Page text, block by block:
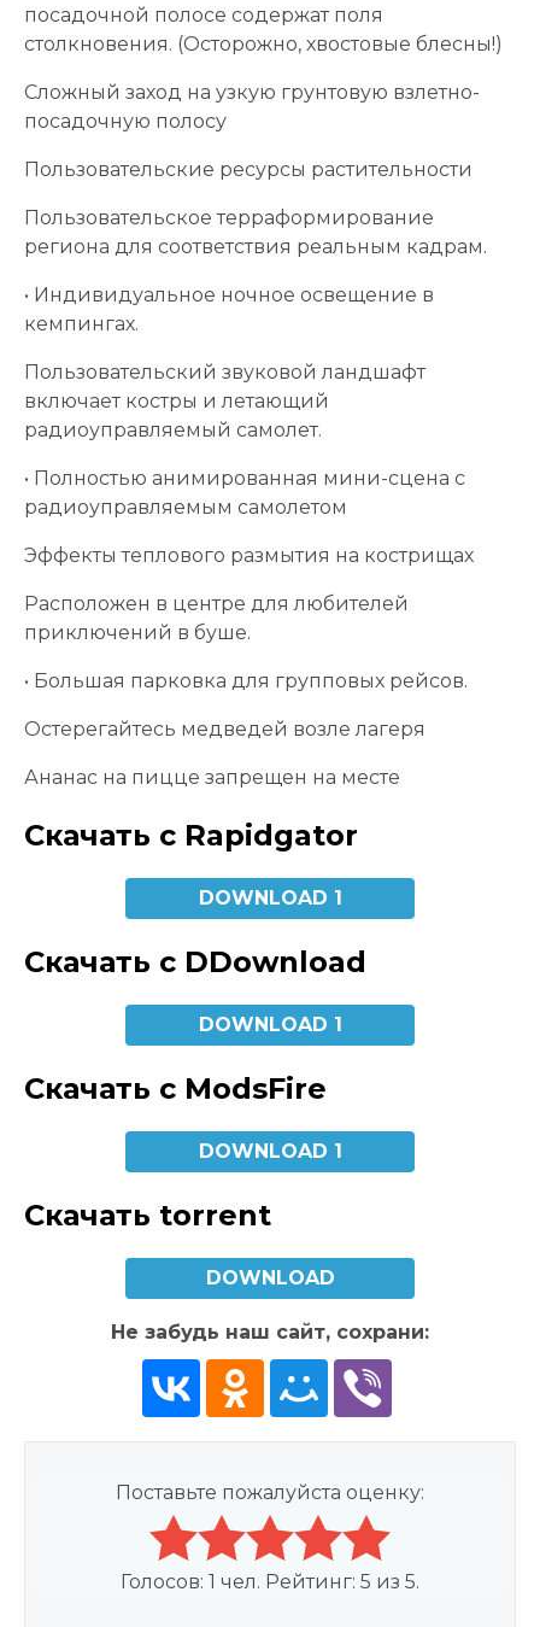
посадочной полосе содержат поля
столкновения. (Осторожно, хвостовые блесны!)
Сложный заход на узкую грунтовую взлетно-
посадочную полосу
Пользовательские ресурсы растительности
Пользовательское терраформирование
региона для соответствия реальным кадрам.
• Индивидуальное ночное освещение в
кемпингах.
Пользовательский звуковой ландшафт
включает костры и летающий
радиоуправляемый самолет.
• Полностью анимированная мини-сцена с
радиоуправляемым самолетом
Эффекты теплового размытия на кострищах
Расположен в центре для любителей
приключений в буше.
• Большая парковка для групповых рейсов.
Остерегайтесь медведей возле лагеря
Ананас на пицце запрещен на месте
Скачать с Rapidgator
DOWNLOAD 1
Скачать с DDownload
DOWNLOAD 1
Скачать с ModsFire
DOWNLOAD 1
Скачать torrent
DOWNLOAD
Не забудь наш сайт, сохрани:
Поставьте пожалуйста оценку:
Голосов: 1 чел. Рейтинг: 5 из 5.